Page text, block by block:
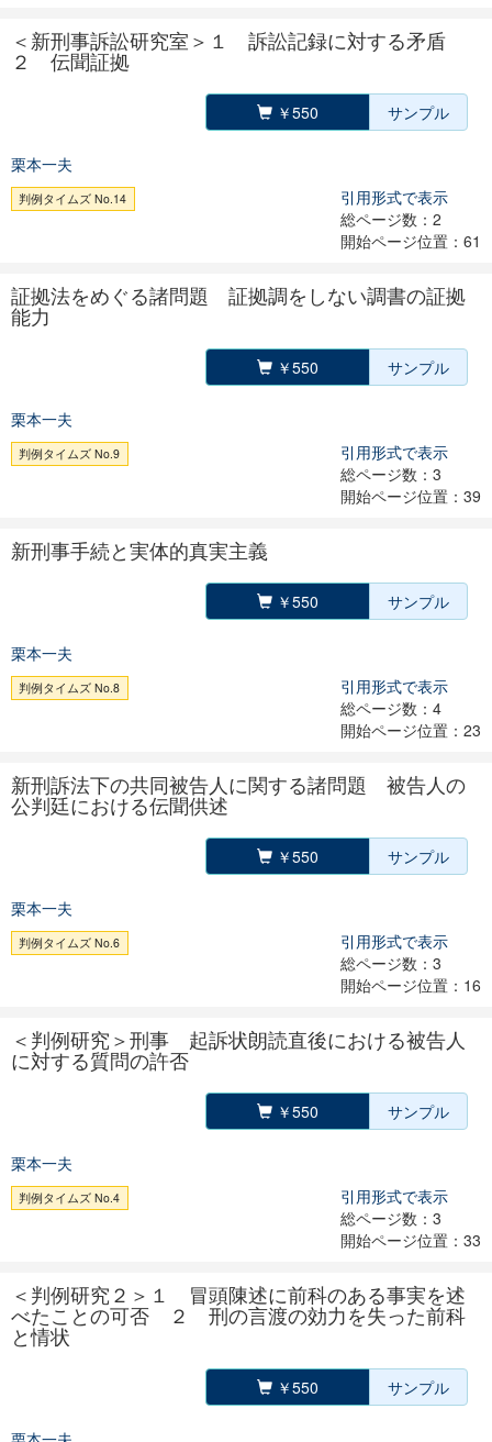
＜新刑事訴訟研究室＞１ 訴訟記録に対する矛盾
２ 伝聞証拠
￥550 サンプル
栗本一夫
判例タイムズ No.14
引用形式で表示
総ページ数：2
開始ページ位置：61
証拠法をめぐる諸問題 証拠調をしない調書の証拠
能力
￥550 サンプル
栗本一夫
判例タイムズ No.9
引用形式で表示
総ページ数：3
開始ページ位置：39
新刑事手続と実体的真実主義
￥550 サンプル
栗本一夫
判例タイムズ No.8
引用形式で表示
総ページ数：4
開始ページ位置：23
新刑訴法下の共同被告人に関する諸問題 被告人の
公判廷における伝聞供述
￥550 サンプル
栗本一夫
判例タイムズ No.6
引用形式で表示
総ページ数：3
開始ページ位置：16
＜判例研究＞刑事 起訴状朗読直後における被告人
に対する質問の許否
￥550 サンプル
栗本一夫
判例タイムズ No.4
引用形式で表示
総ページ数：3
開始ページ位置：33
＜判例研究２＞１ 冒頭陳述に前科のある事実を述
べたことの可否 ２ 刑の言渡の効力を失った前科
と情状
￥550 サンプル